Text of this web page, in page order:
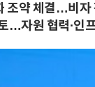
조약 체결…비자
…자원 협력·인